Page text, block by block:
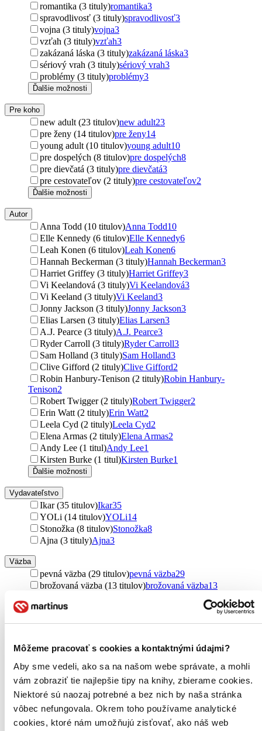
Môžeme pracovať s cookies a kontaktnými údajmi?
Aby sme vedeli, ako sa na našom webe správate, a mohli
vám zobraziť tie najlepšie tipy na knihy, zbierame cookies.
Niektoré sú naozaj potrebné a bez nich by naša stránka
vôbec nefungovala. Okrem toho používame analytické
cookies, ktoré nám umožňujú zisťovať, ako náš web
romantika (3 tituly)romantika3
spravodlivosť (3 tituly)spravodlivosť3
vojna (3 tituly)vojna3
vzťah (3 tituly)vzťah3
zakázaná láska (3 tituly)zakázaná láska3
sériový vrah (3 tituly)sériový vrah3
problémy (3 tituly)problémy3
Ďalšie možnosti
Pre koho
new adult (23 titulov)new adult23
pre ženy (14 titulov)pre ženy14
young adult (10 titulov)young adult10
pre dospelých (8 titulov)pre dospelých8
pre dievčatá (3 tituly)pre dievčatá3
pre cestovateľov (2 tituly)pre cestovateľov2
Ďalšie možnosti
Autor
Anna Todd (10 titulov)Anna Todd10
Elle Kennedy (6 titulov)Elle Kennedy6
Leah Konen (6 titulov)Leah Konen6
Hannah Beckerman (3 tituly)Hannah Beckerman3
Harriet Griffey (3 tituly)Harriet Griffey3
Vi Keelandová (3 tituly)Vi Keelandová3
Vi Keeland (3 tituly)Vi Keeland3
Jonny Jackson (3 tituly)Jonny Jackson3
Elias Larsen (3 tituly)Elias Larsen3
A.J. Pearce (3 tituly)A.J. Pearce3
Ryder Carroll (3 tituly)Ryder Carroll3
Sam Holland (3 tituly)Sam Holland3
Clive Gifford (2 tituly)Clive Gifford2
Robin Hanbury-Tenison (2 tituly)Robin Hanbury-
Tenison2
Robert Twigger (2 tituly)Robert Twigger2
Erin Watt (2 tituly)Erin Watt2
Leela Cyd (2 tituly)Leela Cyd2
Elena Armas (2 tituly)Elena Armas2
Andy Lee (1 titul)Andy Lee1
Kirsten Burke (1 titul)Kirsten Burke1
Ďalšie možnosti
Vydavateľstvo
Ikar (35 titulov)Ikar35
YOLi (14 titulov)YOLi14
Stonožka (8 titulov)Stonožka8
Ajna (3 tituly)Ajna3
Väzba
pevná väzba (29 titulov)pevná väzba29
brožovaná väzba (13 titulov)brožovaná väzba13
E-kniha: MOBI (13 titulov)
E-kniha: MOBI
E-kniha: PDF (11 titulov) E-kniha: PDF11
Zoradiť